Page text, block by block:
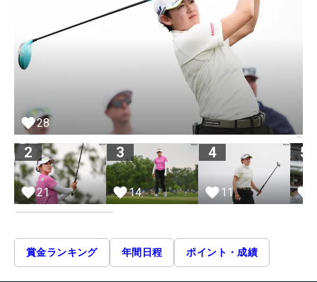
28
2
21
3
14
4
11
5
賞金ランキング 年間日程 ポイント・成績